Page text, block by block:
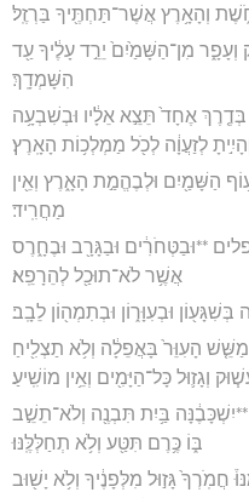
וְהָאָ֥רֶץ אֲשֶׁר־תַּחְתֶּ֖יךָ בַּרְזֶֽל׃
מִן־הַשָּׁמַ֙יִם֙ יֵרֵ֣ד עָלֶ֔יךָ עַ֖ד
הִשָּׁמְדָֽךְ׃
בְּדֶ֤רֶךְ אֶחָד֙ תֵּצֵ֣א אֵלָ֔יו וּבְשִׁבְעָ֥ה
לְזַעֲוָ֔ה לְכֹ֖ל מַמְלְכ֥וֹת הָאָֽרֶץ׃
הַשָּׁמַ֖יִם וּלְבֶהֱמַ֣ת הָאָ֑רֶץ וְאֵ֖ין
מַחֲרִֽיד׃
**וּבַטְּחֹרִ֔ים וּבַגָּרָ֖ב וּבֶחָ֑רֶס
אֲשֶׁ֥ר לֹא־תוּכַ֖ל לְהֵרָפֵֽא׃
בְּשִׁגָּע֖וֹן וּבְעִוָּר֑וֹן וּבְתִמְה֖וֹן לֵבָֽב׃
הָעִוֵּר֙ בָּאֲפֵלָ֔ה וְלֹ֥א תַצְלִ֖יחַ
וְגָז֛וּל כָּל־הַיָּמִ֖ים וְאֵ֥ין מוֹשִֽׁיעַ׃
בַּ֥יִת תִּבְנֶ֖ה וְלֹא־תֵשֵׁ֣ב
בּ֑וֹ כֶּ֥רֶם תִּטַּ֖ע וְלֹ֥א תְחַלְּלֶּֽנּוּ׃
חֲמֹֽרְךָ֙ גָּז֣וּל מִלְּפָנֶ֔יךָ וְלֹ֥א יָשׁ֖וּב